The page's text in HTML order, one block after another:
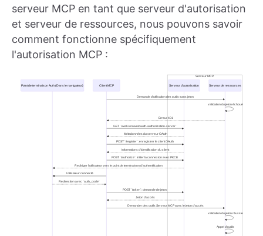
serveur MCP en tant que serveur d'autorisation
et serveur de ressources, nous pouvons savoir
comment fonctionne spécifiquement
l'autorisation MCP :